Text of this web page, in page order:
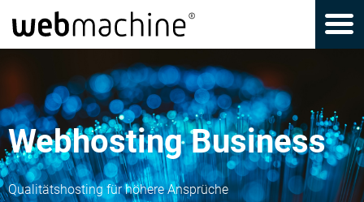
Webhosting Business
Qualitätshosting für höhere Ansprüche